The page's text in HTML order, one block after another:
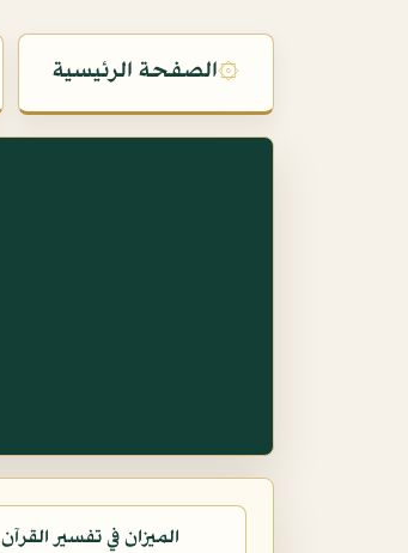
۞الصفحة الرئيسية
الميزان في تفسير القرآن